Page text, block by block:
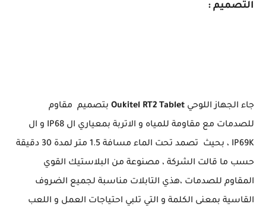
التصميم :
جاء الجهاز اللوحي Oukitel RT2 Tablet بتصميم مقاوم
للصدمات مع مقاومة للمياه و الاتربة بمعياري ال IP68 و ال
IP69K ، بحيث تصمد تحت الماء مسافة 1.5 متر لمدة 30 دقيقة
حسب ما قالت الشركة ، مصنوعة من البلاستيك القوي
المقاوم للصدمات ،هذي التابلات مناسبة لجميع الضروف
القاسية بمعنى الكلمة و التي تلبي احتياجات العمل و اللعب